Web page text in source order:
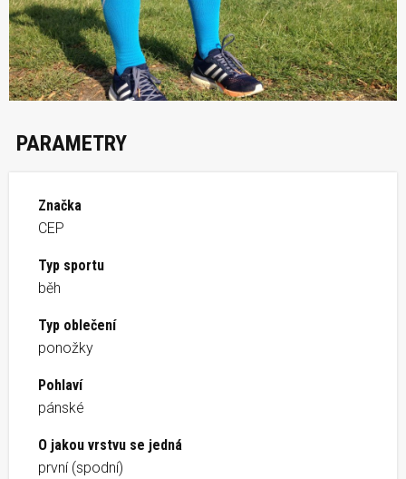
PARAMETRY
Značka
CEP
Typ sportu
běh
Typ oblečení
ponožky
Pohlaví
pánské
O jakou vrstvu se jedná
první (spodní)